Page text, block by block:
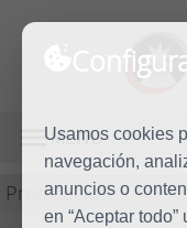
Usamos cookies
navegación,
anuncios o
en “Aceptar
MENÚ
Predicación